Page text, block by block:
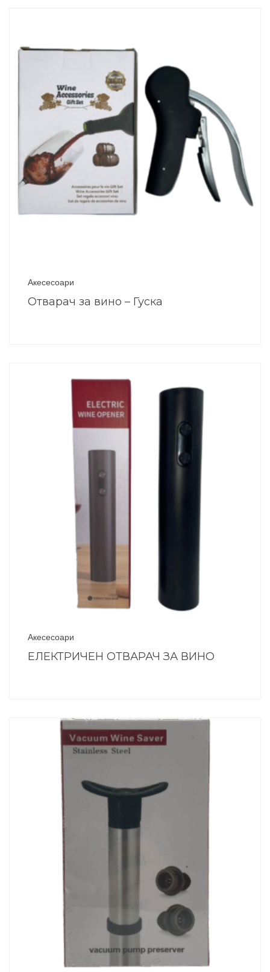
Акесесоари
Отварач за вино – Гуска
Акесесоари
ЕЛЕКТРИЧЕН ОТВАРАЧ ЗА ВИНО